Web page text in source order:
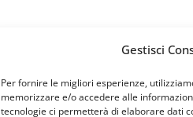
Gestisci
Per fornire le migliori esperienze,
memorizzare e/o accedere alle
tecnologie ci permetterà di elaborare dati